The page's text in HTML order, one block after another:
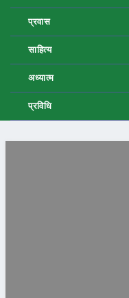
प्रवास
साहित्य
अध्यात्म
प्रविधि